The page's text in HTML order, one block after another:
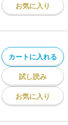
お気に入り
カートに入れる
試し読み
お気に入り